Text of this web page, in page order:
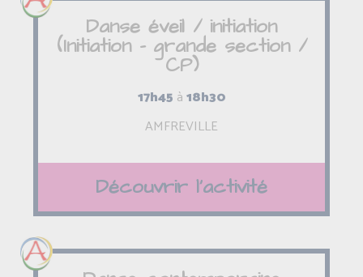
Danse éveil / initiation
(Initiation - grande section /
CP)
17h45 à18h30
AMFREVILLE
Découvrir l'activité